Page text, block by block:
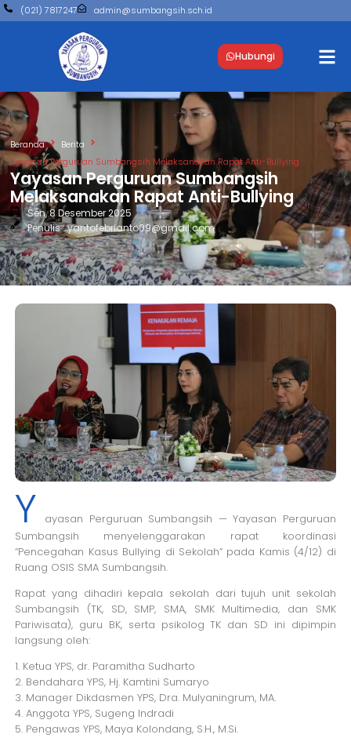
(021) 7817247 admin@sumbangsih.sch.id
Hubungi
Beranda
Berita
Yayasan Perguruan Sumbangsih Melaksanakan Rapat Anti-Bullying
Yayasan Perguruan Sumbangsih
Melaksanakan Rapat Anti-Bullying
Sen, 8 Desember 2025
Penulis : yantofebrianto09@gmail.com
Y
ayasan Perguruan Sumbangsih — Yayasan Perguruan
Sumbangsih menyelenggarakan rapat koordinasi
“Pencegahan Kasus Bullying di Sekolah” pada Kamis (4/12) di
Ruang OSIS SMA Sumbangsih.
Rapat yang dihadiri kepala sekolah dari tujuh unit sekolah
Sumbangsih (TK, SD, SMP, SMA, SMK Multimedia, dan SMK
Pariwisata), guru BK, serta psikolog TK dan SD ini dipimpin
langsung oleh:
1. Ketua YPS, dr. Paramitha Sudharto
2. Bendahara YPS, Hj. Kamtini Sumaryo
3. Manager Dikdasmen YPS, Dra. Mulyaningrum, MA.
4. Anggota YPS, Sugeng Indradi
5. Pengawas YPS, Maya Kolondang, S.H., M.Si.